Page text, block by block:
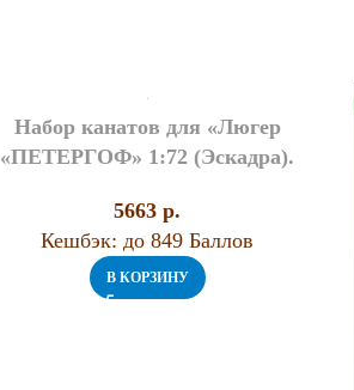
Набор канатов для «Люгер
«ПЕТЕРГОФ» 1:72 (Эскадра).
5663 p.
Кешбэк: до 849 Баллов
В КОРЗИНУ